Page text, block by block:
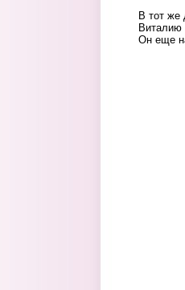
В тот же
Виталию
Он еще